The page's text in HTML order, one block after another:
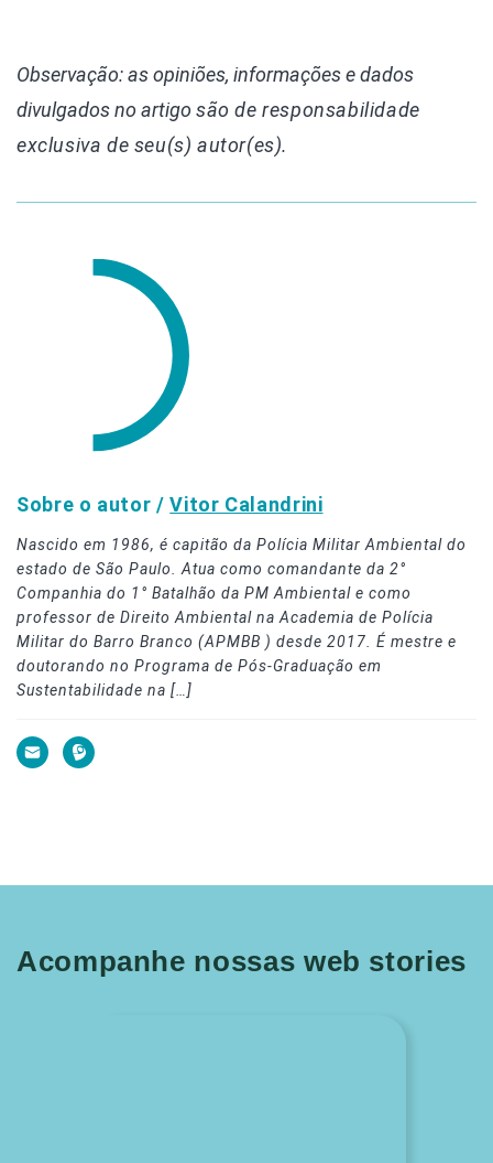
Observação: as opiniões, informações e dados
divulgadosno artigo são de responsabilidade
exclusiva de seu(s) autor(es).
Sobre o autor /Vitor Calandrini
Nascido em 1986, é capitão da Polícia Militar Ambiental do
estado de São Paulo. Atua como comandante da 2°
Companhia do 1° Batalhão da PM Ambiental e como
professor de Direito Ambiental na Academia de Polícia
Militar do Barro Branco (APMBB ) desde 2017. É mestre e
doutorando no Programa de Pós-Graduação em
Sustentabilidade na […]
Acompanhe nossas web stories